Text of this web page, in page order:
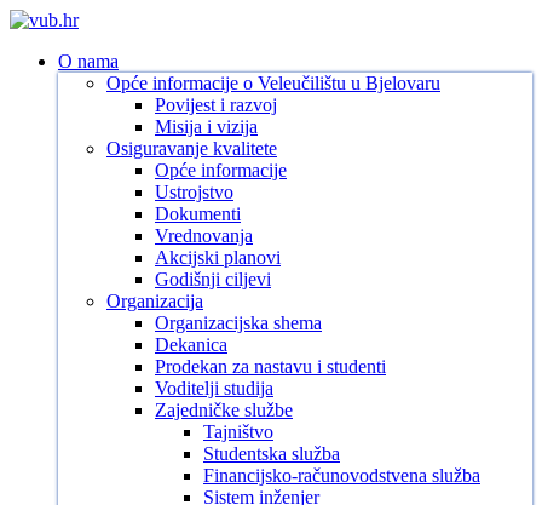
Skip
main
search
Menu
O nama
Opće informacije o Veleučilištu u Bjelovaru
Povijest i razvoj
Misija i vizija
Osiguravanje kvalitete
Opće informacije
Ustrojstvo
Dokumenti
Vrednovanja
Akcijski planovi
Godišnji ciljevi
Organizacija
Organizacijska shema
Dekanica
Prodekan za nastavu i studenti
Voditelji studija
Zajedničke službe
Tajništvo
Studentska služba
Financijsko-računovodstvena služba
Sistem inženjer